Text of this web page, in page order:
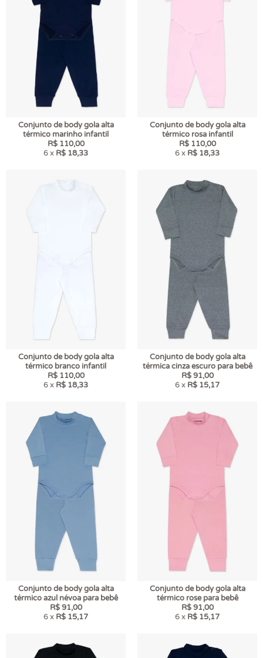
Conjunto de body gola alta
térmico marinho infantil
R$ 110,00
6 x R$ 18,33
Conjunto de body gola alta
térmico rosa infantil
R$ 110,00
6 x R$ 18,33
Conjunto de body gola alta
térmico branco infantil
R$ 110,00
6 x R$ 18,33
Conjunto de body gola alta
térmica cinza escuro para bebê
R$ 91,00
6 x R$ 15,17
Conjunto de body gola alta
térmico azul névoa para bebê
R$ 91,00
6 x R$ 15,17
Conjunto de body gola alta
térmico rose para bebê
R$ 91,00
6 x R$ 15,17